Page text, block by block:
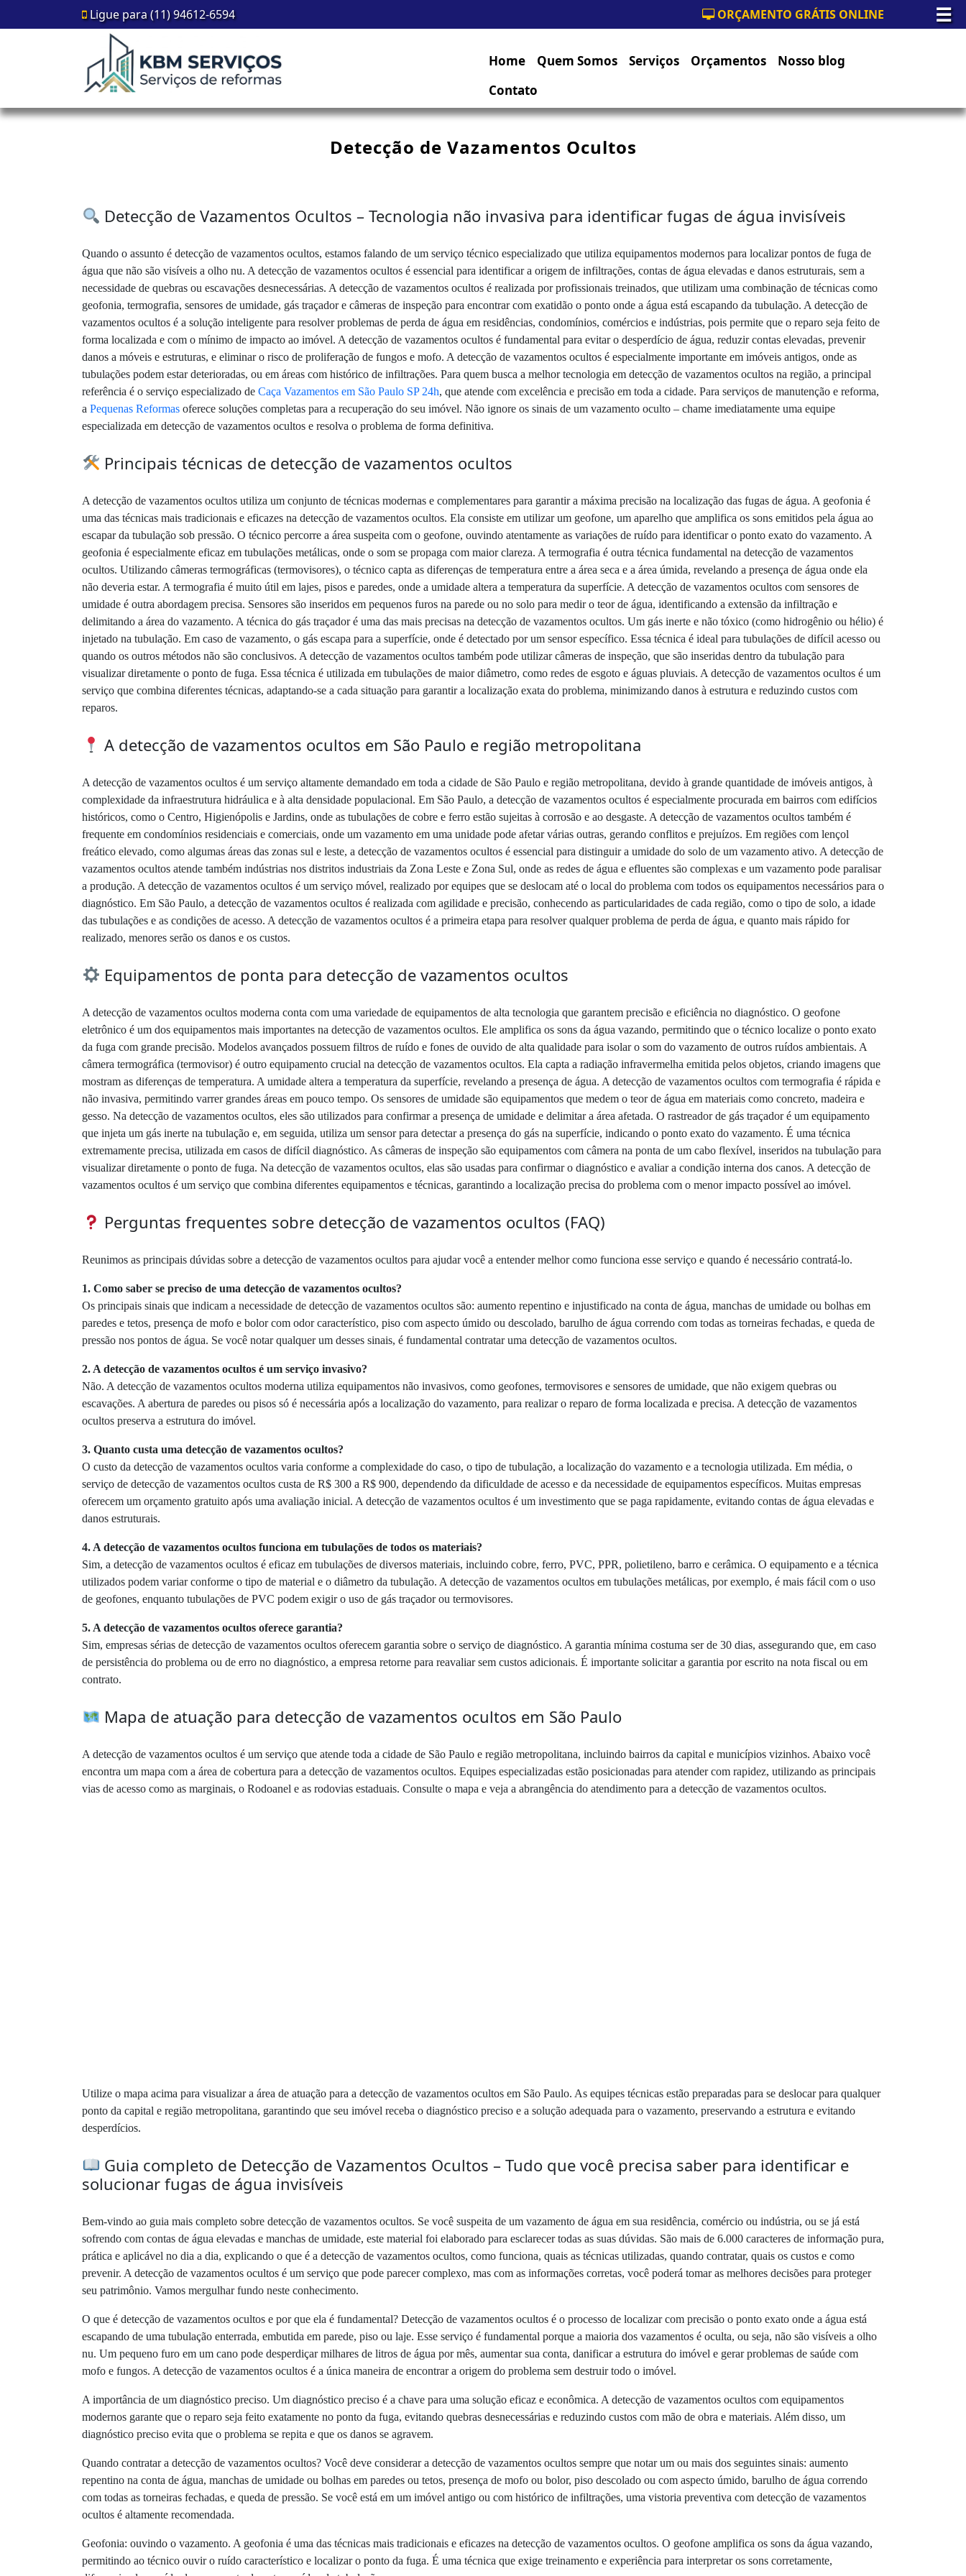
☰
Ligue para (11) 94612-6594 ORÇAMENTO GRÁTIS ONLINE
Home Quem Somos Serviços Orçamentos
Nosso blog
Contato
Detecção de Vazamentos Ocultos
Detecção de Vazamentos Ocultos – Tecnologia não invasiva para identificar fugas de água invisíveis
Quando o assunto é detecção de vazamentos ocultos, estamos falando de um serviço técnico especializado que utiliza equipamentos modernos para localizar pontos de fuga de
água que não são visíveis a olho nu. A detecção de vazamentos ocultos é essencial para identificar a origem de infiltrações, contas de água elevadas e danos estruturais, sem a
necessidade de quebras ou escavações desnecessárias. A detecção de vazamentos ocultos é realizada por profissionais treinados, que utilizam uma combinação de técnicas como
geofonia, termografia, sensores de umidade, gás traçador e câmeras de inspeção para encontrar com exatidão o ponto onde a água está escapando da tubulação. A detecção de
vazamentos ocultos é a solução inteligente para resolver problemas de perda de água em residências, condomínios, comércios e indústrias, pois permite que o reparo seja feito de
forma localizada e com o mínimo de impacto ao imóvel. A detecção de vazamentos ocultos é fundamental para evitar o desperdício de água, reduzir contas elevadas, prevenir
danos a móveis e estruturas, e eliminar o risco de proliferação de fungos e mofo. A detecção de vazamentos ocultos é especialmente importante em imóveis antigos, onde as
tubulações podem estar deterioradas, ou em áreas com histórico de infiltrações. Para quem busca a melhor tecnologia em detecção de vazamentos ocultos na região, a principal
referência é o serviço especializado de Caça Vazamentos em São Paulo SP 24h, que atende com excelência e precisão em toda a cidade. Para serviços de manutenção e reforma,
a Pequenas Reformas oferece soluções completas para a recuperação do seu imóvel. Não ignore os sinais de um vazamento oculto – chame imediatamente uma equipe
especializada em detecção de vazamentos ocultos e resolva o problema de forma definitiva.
Principais técnicas de detecção de vazamentos ocultos
A detecção de vazamentos ocultos utiliza um conjunto de técnicas modernas e complementares para garantir a máxima precisão na localização das fugas de água. A geofonia é
uma das técnicas mais tradicionais e eficazes na detecção de vazamentos ocultos. Ela consiste em utilizar um geofone, um aparelho que amplifica os sons emitidos pela água ao
escapar da tubulação sob pressão. O técnico percorre a área suspeita com o geofone, ouvindo atentamente as variações de ruído para identificar o ponto exato do vazamento. A
geofonia é especialmente eficaz em tubulações metálicas, onde o som se propaga com maior clareza. A termografia é outra técnica fundamental na detecção de vazamentos
ocultos. Utilizando câmeras termográficas (termovisores), o técnico capta as diferenças de temperatura entre a área seca e a área úmida, revelando a presença de água onde ela
não deveria estar. A termografia é muito útil em lajes, pisos e paredes, onde a umidade altera a temperatura da superfície. A detecção de vazamentos ocultos com sensores de
umidade é outra abordagem precisa. Sensores são inseridos em pequenos furos na parede ou no solo para medir o teor de água, identificando a extensão da infiltração e
delimitando a área do vazamento. A técnica do gás traçador é uma das mais precisas na detecção de vazamentos ocultos. Um gás inerte e não tóxico (como hidrogênio ou hélio) é
injetado na tubulação. Em caso de vazamento, o gás escapa para a superfície, onde é detectado por um sensor específico. Essa técnica é ideal para tubulações de difícil acesso ou
quando os outros métodos não são conclusivos. A detecção de vazamentos ocultos também pode utilizar câmeras de inspeção, que são inseridas dentro da tubulação para
visualizar diretamente o ponto de fuga. Essa técnica é utilizada em tubulações de maior diâmetro, como redes de esgoto e águas pluviais. A detecção de vazamentos ocultos é um
serviço que combina diferentes técnicas, adaptando-se a cada situação para garantir a localização exata do problema, minimizando danos à estrutura e reduzindo custos com
reparos.
A detecção de vazamentos ocultos em São Paulo e região metropolitana
A detecção de vazamentos ocultos é um serviço altamente demandado em toda a cidade de São Paulo e região metropolitana, devido à grande quantidade de imóveis antigos, à
complexidade da infraestrutura hidráulica e à alta densidade populacional. Em São Paulo, a detecção de vazamentos ocultos é especialmente procurada em bairros com edifícios
históricos, como o Centro, Higienópolis e Jardins, onde as tubulações de cobre e ferro estão sujeitas à corrosão e ao desgaste. A detecção de vazamentos ocultos também é
frequente em condomínios residenciais e comerciais, onde um vazamento em uma unidade pode afetar várias outras, gerando conflitos e prejuízos. Em regiões com lençol
freático elevado, como algumas áreas das zonas sul e leste, a detecção de vazamentos ocultos é essencial para distinguir a umidade do solo de um vazamento ativo. A detecção de
vazamentos ocultos atende também indústrias nos distritos industriais da Zona Leste e Zona Sul, onde as redes de água e efluentes são complexas e um vazamento pode paralisar
a produção. A detecção de vazamentos ocultos é um serviço móvel, realizado por equipes que se deslocam até o local do problema com todos os equipamentos necessários para o
diagnóstico. Em São Paulo, a detecção de vazamentos ocultos é realizada com agilidade e precisão, conhecendo as particularidades de cada região, como o tipo de solo, a idade
das tubulações e as condições de acesso. A detecção de vazamentos ocultos é a primeira etapa para resolver qualquer problema de perda de água, e quanto mais rápido for
realizado, menores serão os danos e os custos.
Equipamentos de ponta para detecção de vazamentos ocultos
A detecção de vazamentos ocultos moderna conta com uma variedade de equipamentos de alta tecnologia que garantem precisão e eficiência no diagnóstico. O geofone
eletrônico é um dos equipamentos mais importantes na detecção de vazamentos ocultos. Ele amplifica os sons da água vazando, permitindo que o técnico localize o ponto exato
da fuga com grande precisão. Modelos avançados possuem filtros de ruído e fones de ouvido de alta qualidade para isolar o som do vazamento de outros ruídos ambientais. A
câmera termográfica (termovisor) é outro equipamento crucial na detecção de vazamentos ocultos. Ela capta a radiação infravermelha emitida pelos objetos, criando imagens que
mostram as diferenças de temperatura. A umidade altera a temperatura da superfície, revelando a presença de água. A detecção de vazamentos ocultos com termografia é rápida e
não invasiva, permitindo varrer grandes áreas em pouco tempo. Os sensores de umidade são equipamentos que medem o teor de água em materiais como concreto, madeira e
gesso. Na detecção de vazamentos ocultos, eles são utilizados para confirmar a presença de umidade e delimitar a área afetada. O rastreador de gás traçador é um equipamento
que injeta um gás inerte na tubulação e, em seguida, utiliza um sensor para detectar a presença do gás na superfície, indicando o ponto exato do vazamento. É uma técnica
extremamente precisa, utilizada em casos de difícil diagnóstico. As câmeras de inspeção são equipamentos com câmera na ponta de um cabo flexível, inseridos na tubulação para
visualizar diretamente o ponto de fuga. Na detecção de vazamentos ocultos, elas são usadas para confirmar o diagnóstico e avaliar a condição interna dos canos. A detecção de
vazamentos ocultos é um serviço que combina diferentes equipamentos e técnicas, garantindo a localização precisa do problema com o menor impacto possível ao imóvel.
Perguntas frequentes sobre detecção de vazamentos ocultos (FAQ)
Reunimos as principais dúvidas sobre a detecção de vazamentos ocultos para ajudar você a entender melhor como funciona esse serviço e quando é necessário contratá-lo.
1. Como saber se preciso de uma detecção de vazamentos ocultos?
Os principais sinais que indicam a necessidade de detecção de vazamentos ocultos são: aumento repentino e injustificado na conta de água, manchas de umidade ou bolhas em
paredes e tetos, presença de mofo e bolor com odor característico, piso com aspecto úmido ou descolado, barulho de água correndo com todas as torneiras fechadas, e queda de
pressão nos pontos de água. Se você notar qualquer um desses sinais, é fundamental contratar uma detecção de vazamentos ocultos.
2. A detecção de vazamentos ocultos é um serviço invasivo?
Não. A detecção de vazamentos ocultos moderna utiliza equipamentos não invasivos, como geofones, termovisores e sensores de umidade, que não exigem quebras ou
escavações. A abertura de paredes ou pisos só é necessária após a localização do vazamento, para realizar o reparo de forma localizada e precisa. A detecção de vazamentos
ocultos preserva a estrutura do imóvel.
3. Quanto custa uma detecção de vazamentos ocultos?
O custo da detecção de vazamentos ocultos varia conforme a complexidade do caso, o tipo de tubulação, a localização do vazamento e a tecnologia utilizada. Em média, o
serviço de detecção de vazamentos ocultos custa de R$ 300 a R$ 900, dependendo da dificuldade de acesso e da necessidade de equipamentos específicos. Muitas empresas
oferecem um orçamento gratuito após uma avaliação inicial. A detecção de vazamentos ocultos é um investimento que se paga rapidamente, evitando contas de água elevadas e
danos estruturais.
4. A detecção de vazamentos ocultos funciona em tubulações de todos os materiais?
Sim, a detecção de vazamentos ocultos é eficaz em tubulações de diversos materiais, incluindo cobre, ferro, PVC, PPR, polietileno, barro e cerâmica. O equipamento e a técnica
utilizados podem variar conforme o tipo de material e o diâmetro da tubulação. A detecção de vazamentos ocultos em tubulações metálicas, por exemplo, é mais fácil com o uso
de geofones, enquanto tubulações de PVC podem exigir o uso de gás traçador ou termovisores.
5. A detecção de vazamentos ocultos oferece garantia?
Sim, empresas sérias de detecção de vazamentos ocultos oferecem garantia sobre o serviço de diagnóstico. A garantia mínima costuma ser de 30 dias, assegurando que, em caso
de persistência do problema ou de erro no diagnóstico, a empresa retorne para reavaliar sem custos adicionais. É importante solicitar a garantia por escrito na nota fiscal ou em
contrato.
Mapa de atuação para detecção de vazamentos ocultos em São Paulo
A detecção de vazamentos ocultos é um serviço que atende toda a cidade de São Paulo e região metropolitana, incluindo bairros da capital e municípios vizinhos. Abaixo você
encontra um mapa com a área de cobertura para a detecção de vazamentos ocultos. Equipes especializadas estão posicionadas para atender com rapidez, utilizando as principais
vias de acesso como as marginais, o Rodoanel e as rodovias estaduais. Consulte o mapa e veja a abrangência do atendimento para a detecção de vazamentos ocultos.
Utilize o mapa acima para visualizar a área de atuação para a detecção de vazamentos ocultos em São Paulo. As equipes técnicas estão preparadas para se deslocar para qualquer
ponto da capital e região metropolitana, garantindo que seu imóvel receba o diagnóstico preciso e a solução adequada para o vazamento, preservando a estrutura e evitando
desperdícios.
Guia completo de Detecção de Vazamentos Ocultos – Tudo que você precisa saber para identificar e
solucionar fugas de água invisíveis
Bem-vindo ao guia mais completo sobre detecção de vazamentos ocultos. Se você suspeita de um vazamento de água em sua residência, comércio ou indústria, ou se já está
sofrendo com contas de água elevadas e manchas de umidade, este material foi elaborado para esclarecer todas as suas dúvidas. São mais de 6.000 caracteres de informação pura,
prática e aplicável no dia a dia, explicando o que é a detecção de vazamentos ocultos, como funciona, quais as técnicas utilizadas, quando contratar, quais os custos e como
prevenir. A detecção de vazamentos ocultos é um serviço que pode parecer complexo, mas com as informações corretas, você poderá tomar as melhores decisões para proteger
seu patrimônio. Vamos mergulhar fundo neste conhecimento.
O que é detecção de vazamentos ocultos e por que ela é fundamental? Detecção de vazamentos ocultos é o processo de localizar com precisão o ponto exato onde a água está
escapando de uma tubulação enterrada, embutida em parede, piso ou laje. Esse serviço é fundamental porque a maioria dos vazamentos é oculta, ou seja, não são visíveis a olho
nu. Um pequeno furo em um cano pode desperdiçar milhares de litros de água por mês, aumentar sua conta, danificar a estrutura do imóvel e gerar problemas de saúde com
mofo e fungos. A detecção de vazamentos ocultos é a única maneira de encontrar a origem do problema sem destruir todo o imóvel.
A importância de um diagnóstico preciso. Um diagnóstico preciso é a chave para uma solução eficaz e econômica. A detecção de vazamentos ocultos com equipamentos
modernos garante que o reparo seja feito exatamente no ponto da fuga, evitando quebras desnecessárias e reduzindo custos com mão de obra e materiais. Além disso, um
diagnóstico preciso evita que o problema se repita e que os danos se agravem.
Quando contratar a detecção de vazamentos ocultos? Você deve considerar a detecção de vazamentos ocultos sempre que notar um ou mais dos seguintes sinais: aumento
repentino na conta de água, manchas de umidade ou bolhas em paredes ou tetos, presença de mofo ou bolor, piso descolado ou com aspecto úmido, barulho de água correndo
com todas as torneiras fechadas, e queda de pressão. Se você está em um imóvel antigo ou com histórico de infiltrações, uma vistoria preventiva com detecção de vazamentos
ocultos é altamente recomendada.
Geofonia: ouvindo o vazamento. A geofonia é uma das técnicas mais tradicionais e eficazes na detecção de vazamentos ocultos. O geofone amplifica os sons da água vazando,
permitindo ao técnico ouvir o ruído característico e localizar o ponto da fuga. É uma técnica que exige treinamento e experiência para interpretar os sons corretamente,